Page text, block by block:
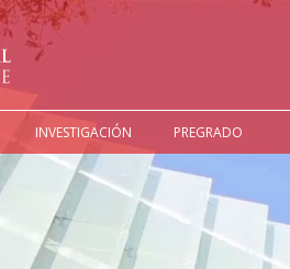
INVESTIGACIÓN PREGRADO